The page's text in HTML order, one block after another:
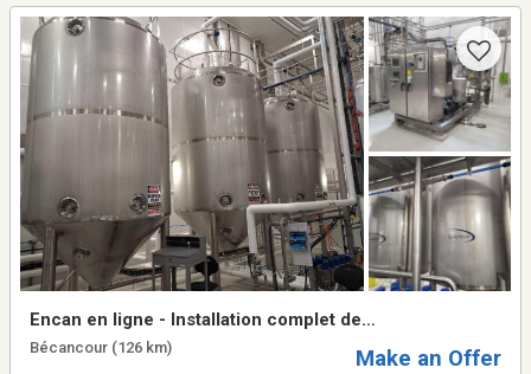
Make an Offer
Encan en ligne - Installation complet de
Innovation Virentia Inc. a Becancour,
Quebec. Termine le 16 septembre de 11h00
Bécancour (126 km)